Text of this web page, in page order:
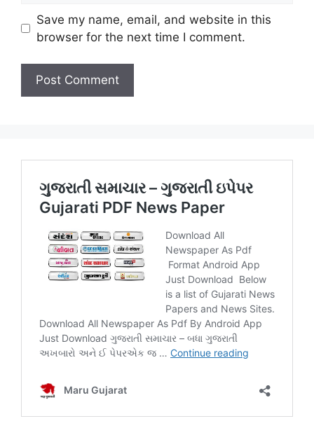
Save my name, email, and website in this
browser for the next time I comment.